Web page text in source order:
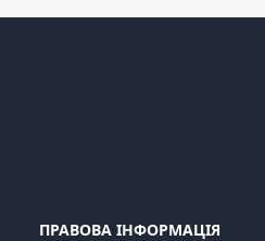
ПРАВОВА ІНФОРМАЦІЯ